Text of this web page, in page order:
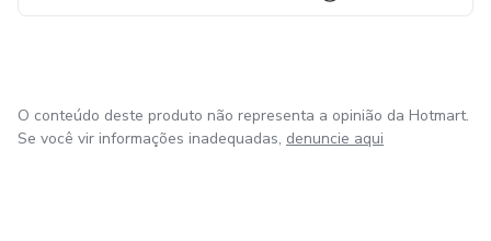
O conteúdo deste produto não representa a opinião da Hotmart.
Se você vir informações inadequadas, denuncie aqui